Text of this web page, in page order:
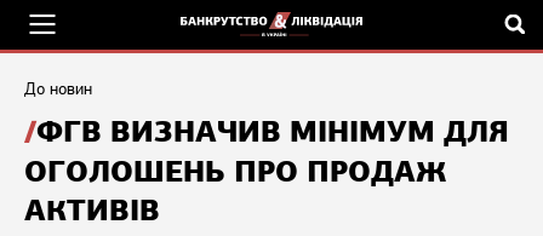
До новин
ФГВ ВИЗНАЧИВ МІНІМУМ ДЛЯ
ОГОЛОШЕНЬ ПРО ПРОДАЖ
АКТИВІВ